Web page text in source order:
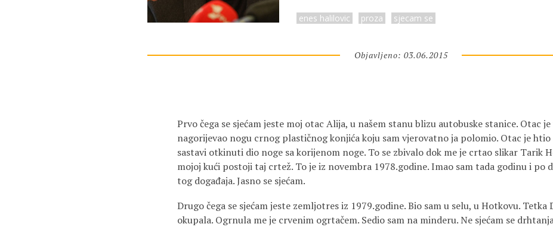
enes halilovic proza sjecam se
Objavljeno: 03.06.2015
Prvo čega se sjećam jeste moj otac Alija, u našem stanu blizu autobuske stanice. Otac
nagorijevao nogu crnog plastičnog konjića koju sam vjerovatno ja polomio. Otac je
sastavi otkinuti dio noge sa korijenom noge. To se zbivalo dok me je crtao slikar Tarik
mojoj kući postoji taj crtež. To je iz novembra 1978.godine. Imao sam tada godinu i po
tog događaja. Jasno se sjećam.
Drugo čega se sjećam jeste zemljotres iz 1979.godine. Bio sam u selu, u Hotkovu. Tetka
okupala. Ogrnula me je crvenim ogrtačem. Sedio sam na minderu. Ne sjećam se